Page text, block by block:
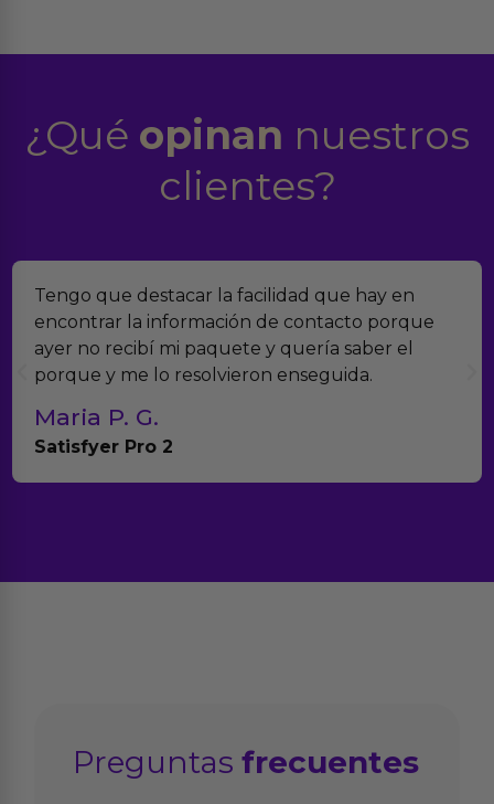
¿Qué opinan nuestros
clientes?
que destacar la facilidad que hay en
la información de contacto porque
no recibí mi paquete y quería saber el
y me lo resolvieron enseguida.
P. G.
Pro 2
Preguntasfrecuentes